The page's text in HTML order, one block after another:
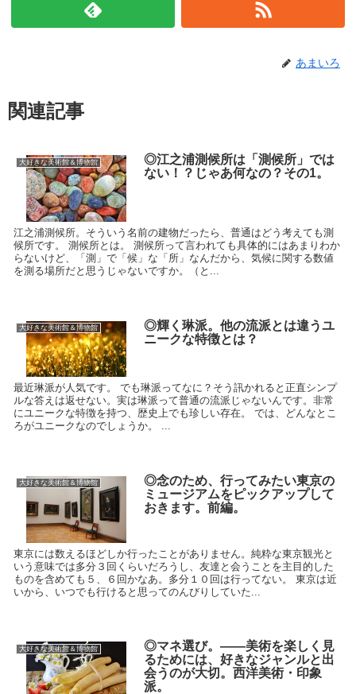
あまいろ
関連記事
大好きな美術館＆博物館
◎江之浦測候所は「測候所」では
ない！？じゃあ何なの？その1。
江之浦測候所。そういう名前の建物だったら、普通はどう考えても測
候所です。 測候所とは。 測候所って言われても具体的にはあまりわか
らないけど、「測」で「候」な「所」なんだから、気候に関する数値
を測る場所だと思うじゃないですか。（と...
大好きな美術館＆博物館
◎輝く琳派。他の流派とは違うユ
ニークな特徴とは？
最近琳派が人気です。 でも琳派ってなに？そう訊かれると正直シンプ
ルな答えは返せない。実は琳派って普通の流派じゃないんです。非常
にユニークな特徴を持つ、歴史上でも珍しい存在。 では、どんなとこ
ろがユニークなのでしょうか。 ...
大好きな美術館＆博物館
◎念のため、行ってみたい東京の
ミュージアムをピックアップして
おきます。前編。
東京には数えるほどしか行ったことがありません。純粋な東京観光と
いう意味では多分３回くらいだろうし、友達と会うことを主目的した
ものを含めても５、６回かなあ。多分１０回は行ってない。 東京は近
いから、いつでも行けると思ってのんびりしていた...
大好きな美術館＆博物館
◎マネ選び。――美術を楽しく見
るためには、好きなジャンルと出
会うのが大切。西洋美術・印象
派。